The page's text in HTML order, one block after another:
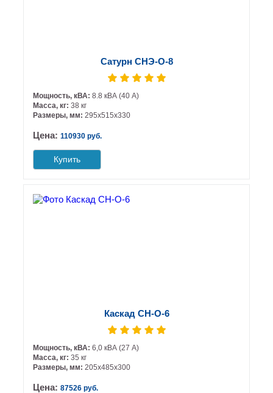
Сатурн СНЭ-О-8
Мощность, кВА: 8.8 кВА (40 А)
Масса, кг: 38 кг
Размеры, мм: 295х515х330
Цена: 110930 руб.
Купить
Каскад СН-О-6
Мощность, кВА: 6,0 кВА (27 А)
Масса, кг: 35 кг
Размеры, мм: 205х485х300
Цена: 87526 руб.